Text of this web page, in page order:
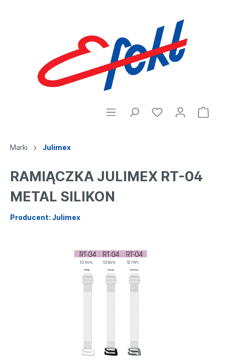
Marki Julimex
RAMIĄCZKA JULIMEX RT-04
METAL SILIKON
Producent: Julimex